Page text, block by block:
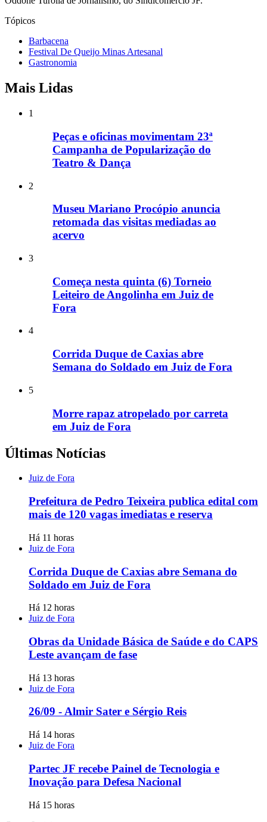
Tópicos
Barbacena
Festival De Queijo Minas Artesanal
Gastronomia
Mais Lidas
1
Peças e oficinas movimentam 23ª
Campanha de Popularização do
Teatro & Dança
2
Museu Mariano Procópio anuncia
retomada das visitas mediadas ao
acervo
3
Começa nesta quinta (6) Torneio
Leiteiro de Angolinha em Juiz de
Fora
4
Corrida Duque de Caxias abre
Semana do Soldado em Juiz de Fora
5
Morre rapaz atropelado por carreta
em Juiz de Fora
Últimas Notícias
Juiz de Fora
Prefeitura de Pedro Teixeira publica edital com
mais de 120 vagas imediatas e reserva
Há 11 horas
Juiz de Fora
Corrida Duque de Caxias abre Semana do
Soldado em Juiz de Fora
Há 12 horas
Juiz de Fora
Obras da Unidade Básica de Saúde e do CAPS
Leste avançam de fase
Há 13 horas
Juiz de Fora
26/09 - Almir Sater e Sérgio Reis
Há 14 horas
Juiz de Fora
Partec JF recebe Painel de Tecnologia e
Inovação para Defesa Nacional
Há 15 horas